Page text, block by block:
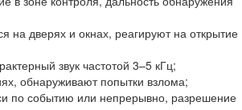
на дверях и окнах, реагируют на открытие
звук частотой 3–5 кГц;
обнаруживают попытки взлома;
по событию или непрерывно, разрешение